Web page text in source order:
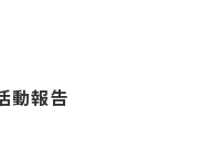
報告